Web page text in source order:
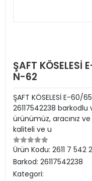
ŞAFT
N-62
ŞAFT KÖSELESİ E-
26117542238 barkodlu
ürünümüz, aracınız
kaliteli ve u
Ürün Kodu: 2611 7 542
Barkod: 26117542238
Kategori: